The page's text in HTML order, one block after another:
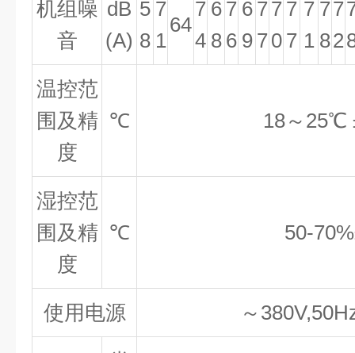
机组噪
音
dB
(A)
5
8
7
1
64
7
4
6
8
7
6
6
9
7
7
7
0
7
7
7
1
7
8
7
2
温控范
围及精
度
℃ 18～25℃
湿控范
围及精
度
℃ 50-
使用电源 ～